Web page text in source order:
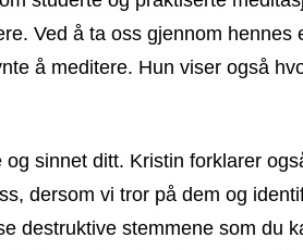
Ved å ta oss gjennom hennes
å meditere. Hun viser også
sinnet ditt. Kristin forklarer
dersom vi tror på dem og
destruktive stemmene som du